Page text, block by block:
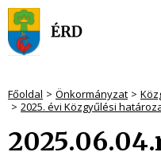
Főoldal Önkormányzat
2025. évi Közgyűlési